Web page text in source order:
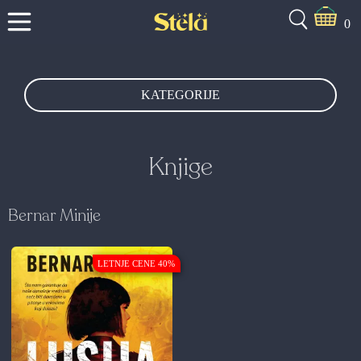
0
KATEGORIJE
Knjige
Bernar Minije
LETNJE CENE 40%